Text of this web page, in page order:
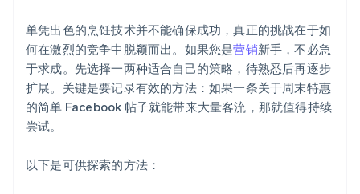
单凭出色的烹饪技术并不能确保成功，真正的挑战在于如
何在激烈的竞争中脱颖而出。如果您是营销新手，不必急
于求成。先选择一两种适合自己的策略，待熟悉后再逐步
扩展。关键是要记录有效的方法：如果一条关于周末特惠
的简单 Facebook 帖子就能带来大量客流，那就值得持续
尝试。
以下是可供探索的方法：